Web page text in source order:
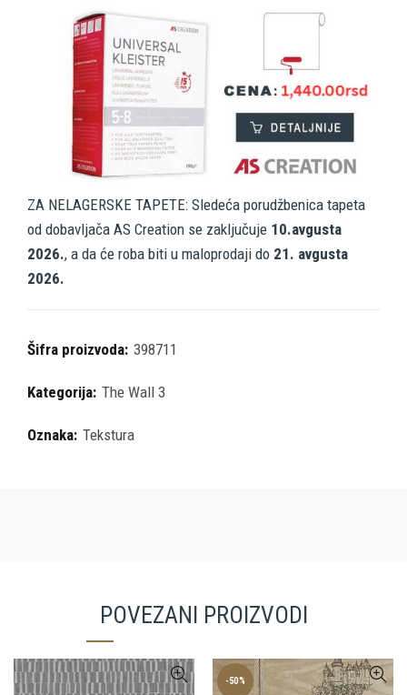
ZA NELAGERSKE TAPETE: Sledeća porudžbenica tapeta
od dobavljača AS Creation se zaključuje 10.avgusta
2026., a da će roba biti u maloprodaji do 21. avgusta
2026.
Šifra proizvoda: 398711
Kategorija: The Wall 3
Oznaka: Tekstura
POVEZANI PROIZVODI
-50%